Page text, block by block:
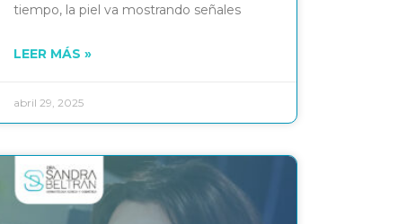
tiempo, la piel va mostrando señales
LEER MÁS »
abril 29, 2025